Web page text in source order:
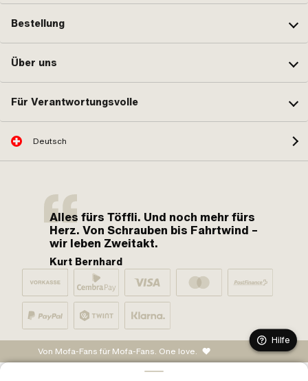
Bestellung
Über uns
Für Verantwortungsvolle
Deutsch
Alles fürs Töffli. Und noch mehr fürs
Herz. Von Schrauben bis Fahrtwind –
wir leben Zweitakt.
Kurt Bernhard
Von Mofa-Fans für Mofa-Fans. One love.
Hilfe